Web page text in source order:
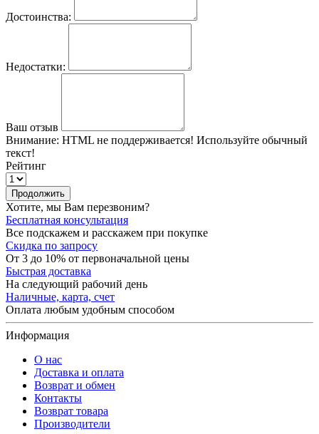
Достоинства:
Недостатки:
Ваш отзыв
Внимание: HTML не поддерживается! Используйте обычный
текст!
Рейтинг
Продолжить
Хотите, мы Вам перезвоним?
Бесплатная консультация
Все подскажем и расскажем при покупке
Скидка по запросу
От 3 до 10% от первоначальной цены
Быстрая доставка
На следующий рабочий день
Наличные, карта, счет
Оплата любым удобным способом
Информация
О нас
Доставка и оплата
Возврат и обмен
Контакты
Возврат товара
Производители